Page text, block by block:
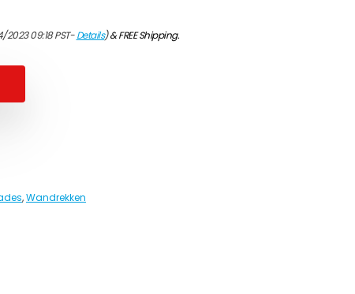
09:18 PST-Details)&FREE Shipping.
,Wandrekken